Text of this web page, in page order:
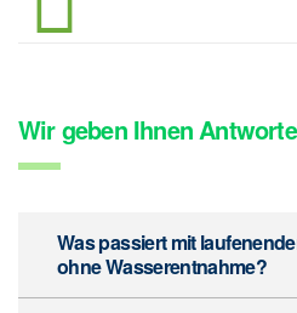
Wir geben Ihnen
Was passiert mit
ohne Wasserentnahme?